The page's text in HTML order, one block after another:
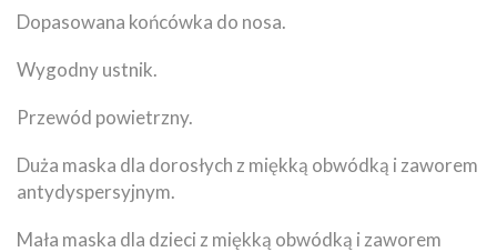
Dopasowana końcówka do nosa.
Wygodny ustnik.
Przewód powietrzny.
Duża maska dla dorosłych z miękką obwódką i zaworem
antydyspersyjnym.
Mała maska dla dzieci z miękką obwódką i zaworem